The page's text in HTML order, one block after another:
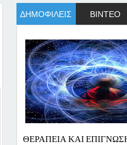
ΔΗΜΟΦΙΛΕΙΣ ΒΙΝΤΕΟ
ΘΕΡΑΠΕΙΑ ΚΑΙ